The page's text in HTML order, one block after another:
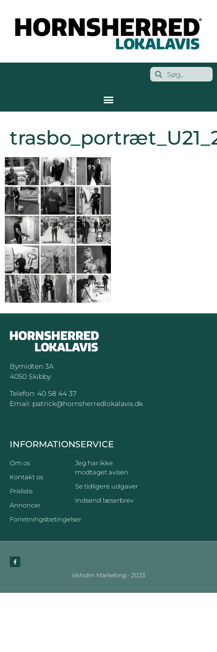
Bymidten 3A
4050 Skibby
Telefon: 40 58 44 37
Email: patrick@hornsherredlokalavis.dk
INFORMATION
Om os
Kontakt os
Prisliste
Annoncer
Forretningsbetingelser
SERVICE
Jeg har ikke
modtaget avisen
Se tidligere udgaver
Indsend læserbrev
Visholm Marketing - 2023